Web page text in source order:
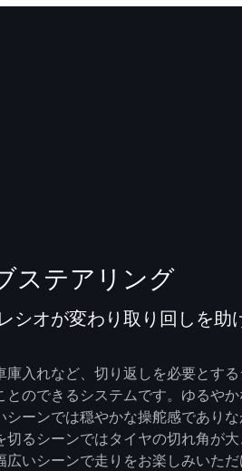
ステアリング
シオが変わり取り回しを助
入れなど、切り返しを必要とす
のできるシステムです。ゆるや
ーンでは穏やかな操舵感であり
切るシーンではタイヤの切れ角が
いシーンで走りをお楽しみいただ